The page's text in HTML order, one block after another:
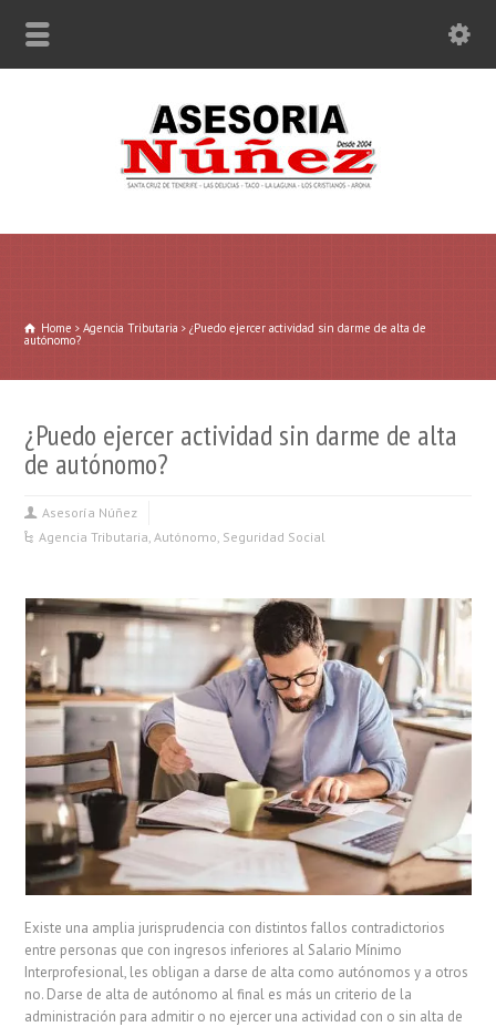
Home Agencia Tributaria ¿Puedo ejercer actividad sin darme de alta de
autónomo?
¿Puedo ejercer actividad sin darme de alta
de autónomo?
Asesoría Núñez
Agencia Tributaria,Autónomo, Seguridad Social
Existe una amplia jurisprudencia con distintos fallos contradictorios
entre personas que con ingresos inferiores al Salario Mínimo
Interprofesional, les obligan a darse de alta como autónomos y a otros
no. Darse de alta de autónomo al final es más un criterio de la
administración para admitir o no ejercer una actividad con o sin alta de